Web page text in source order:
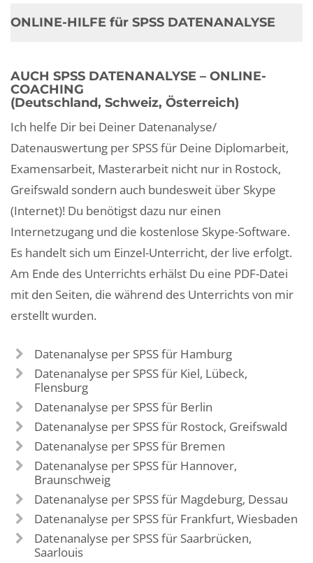
ONLINE-HILFE für SPSS DATENANALYSE
AUCH SPSS DATENANALYSE – ONLINE-
COACHING
(Deutschland, Schweiz, Österreich)
Ich helfe Dir bei Deiner Datenanalyse/
Datenauswertung per SPSS für Deine Diplomarbeit,
Examensarbeit, Masterarbeit nicht nur in Rostock,
Greifswald sondern auch bundesweit über Skype
(Internet)! Du benötigst dazu nur einen
Internetzugang und die kostenlose Skype-Software.
Es handelt sich um Einzel-Unterricht, der live erfolgt.
Am Ende des Unterrichts erhälst Du eine PDF-Datei
mit den Seiten, die während des Unterrichts von mir
erstellt wurden.
Datenanalyse per SPSS für Hamburg
Datenanalyse per SPSS für Kiel, Lübeck,
Flensburg
Datenanalyse per SPSS für Berlin
Datenanalyse per SPSS für Rostock, Greifswald
Datenanalyse per SPSS für Bremen
Datenanalyse per SPSS für Hannover,
Braunschweig
Datenanalyse per SPSS für Magdeburg, Dessau
Datenanalyse per SPSS für Frankfurt, Wiesbaden
Datenanalyse per SPSS für Saarbrücken,
Saarlouis